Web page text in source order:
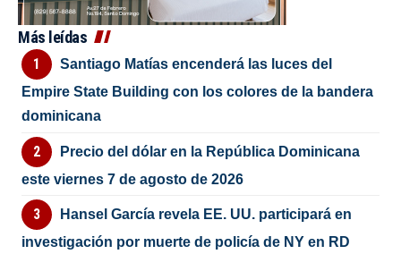
Más leídas
Santiago Matías encenderá las luces del
Empire State Building con los colores de la bandera
dominicana
Precio del dólar en la República Dominicana
este viernes 7 de agosto de 2026
Hansel García revela EE. UU. participará en
investigación por muerte de policía de NY en RD